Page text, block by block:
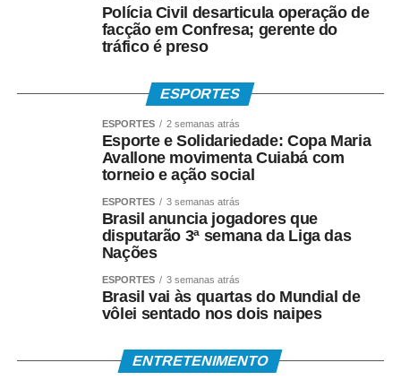
Polícia Civil desarticula operação de
facção em Confresa; gerente do
tráfico é preso
ESPORTES
ESPORTES 2 semanas atrás
Esporte e Solidariedade: Copa Maria
Avallone movimenta Cuiabá com
torneio e ação social
ESPORTES 3 semanas atrás
Brasil anuncia jogadores que
disputarão 3ª semana da Liga das
Nações
ESPORTES 3 semanas atrás
Brasil vai às quartas do Mundial de
vôlei sentado nos dois naipes
ENTRETENIMENTO